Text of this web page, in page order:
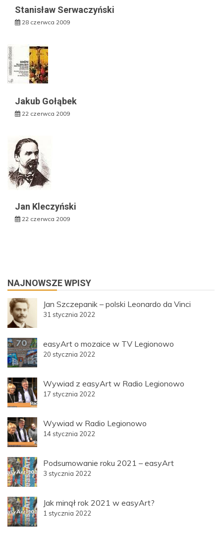
Stanisław Serwaczyński
28 czerwca 2009
Jakub Gołąbek
22 czerwca 2009
Jan Kleczyński
22 czerwca 2009
NAJNOWSZE WPISY
Jan Szczepanik – polski Leonardo da Vinci
31 stycznia 2022
easyArt o mozaice w TV Legionowo
20 stycznia 2022
Wywiad z easyArt w Radio Legionowo
17 stycznia 2022
Wywiad w Radio Legionowo
14 stycznia 2022
Podsumowanie roku 2021 – easyArt
3 stycznia 2022
Jak minął rok 2021 w easyArt?
1 stycznia 2022